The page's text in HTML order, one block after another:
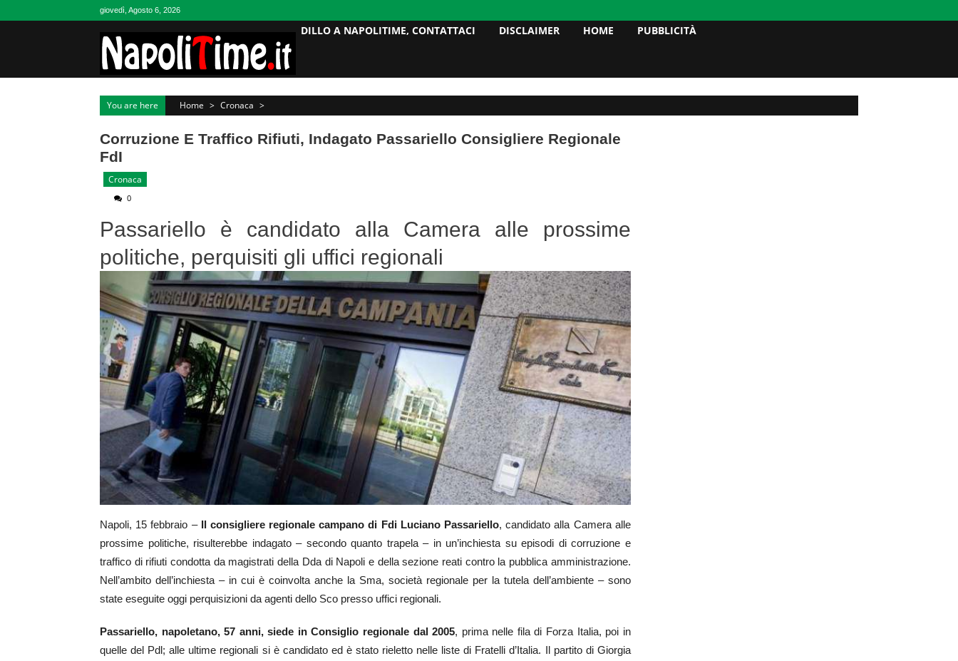
giovedì, Agosto 6, 2026
DILLO A NAPOLITIME, CONTATTACI DISCLAIMER HOME PUBBLICITÀ
You are here Home > Cronaca >
Corruzione E Traffico Rifiuti, Indagato Passariello Consigliere Regionale
FdI
Cronaca
0
Passariello è candidato alla Camera alle prossime
politiche, perquisiti gli uffici regionali
Napoli, 15 febbraio – Il consigliere regionale campano di Fdi Luciano Passariello, candidato alla Camera alle
prossime politiche, risulterebbe indagato – secondo quanto trapela – in un’inchiesta su episodi di corruzione e
traffico di rifiuti condotta da magistrati della Dda di Napoli e della sezione reati contro la pubblica amministrazione.
Nell’ambito dell’inchiesta – in cui è coinvolta anche la Sma, società regionale per la tutela dell’ambiente – sono
state eseguite oggi perquisizioni da agenti dello Sco presso uffici regionali.
Passariello, napoletano, 57 anni, siede in Consiglio regionale dal 2005, prima nelle fila di Forza Italia, poi in
quelle del Pdl; alle ultime regionali si è candidato ed è stato rieletto nelle liste di Fratelli d’Italia. Il partito di Giorgia